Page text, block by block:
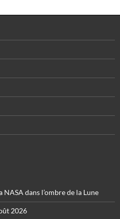
dans l’ombre de la Lune
2026